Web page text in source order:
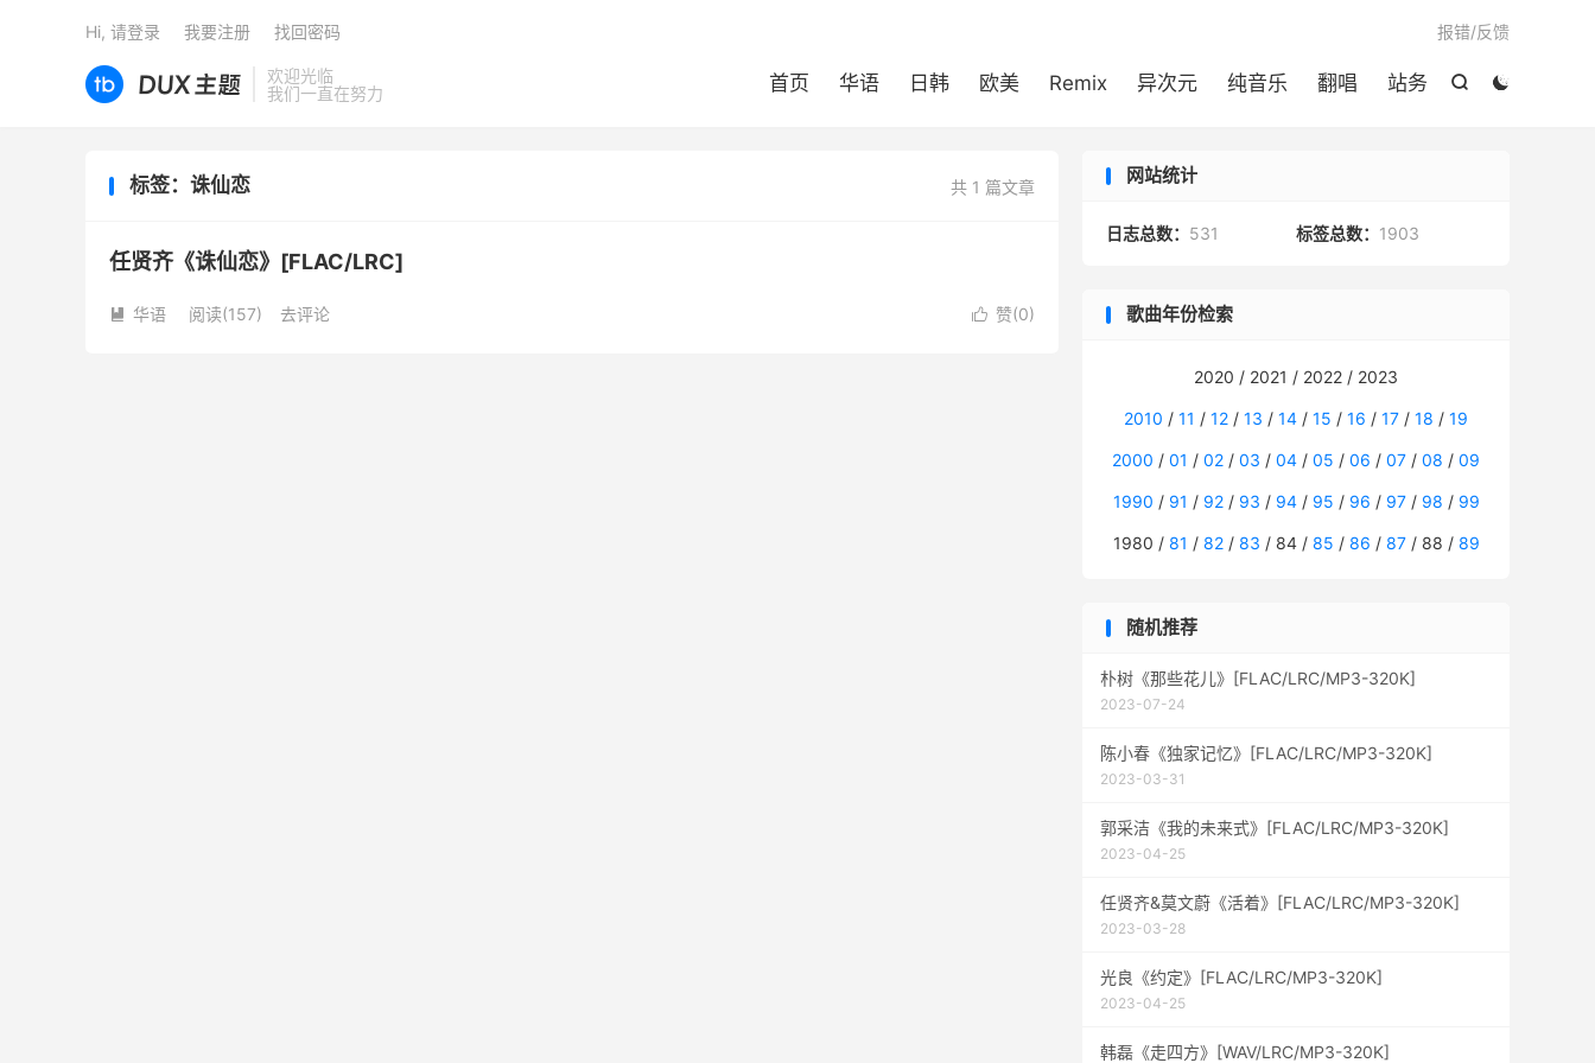
欢迎光临
我们一直在努力


首页 华语 日韩 欧美 Remix 异次元 纯音乐 翻唱 站务
报错/反馈
Hi, 请登录 我要注册 找回密码
共 1 篇文章
标签：诛仙恋
任贤齐《诛仙恋》[FLAC/LRC]
 赞(0)
 华语 阅读(157) 去评论
网站统计
日志总数： 531 标签总数： 1903
歌曲年份检索
2020 / 2021 / 2022 / 2023
2010 / 11 / 12 / 13 / 14 / 15 / 16 / 17 / 18 / 19
2000 / 01 / 02 / 03 / 04 / 05 / 06 / 07 / 08 / 09
1990 / 91 / 92/ 93 / 94/ 95 / 96 / 97/ 98 / 99
1980 / 81 / 82/ 83 / 84 / 85 / 86 / 87/ 88 / 89
随机推荐
朴树《那些花儿》[FLAC/LRC/MP3-320K]
2023-07-24
陈小春《独家记忆》[FLAC/LRC/MP3-320K]
2023-03-31
郭采洁《我的未来式》[FLAC/LRC/MP3-320K]
2023-04-25
任贤齐&莫文蔚《活着》[FLAC/LRC/MP3-320K]
2023-03-28
光良《约定》[FLAC/LRC/MP3-320K]
2023-04-25
韩磊《走四方》[WAV/LRC/MP3-320K]